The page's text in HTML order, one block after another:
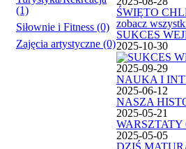
(1)
Siłownie i Fitness (0)
Zajęcia artystyczne (0)
ŚWIĘTO
zobacz
SUKCES
2025-10-30
2025-09-29
NAUKA I
2025-06-12
NASZA
2025-05-21
2025-05-05
DZIŚ